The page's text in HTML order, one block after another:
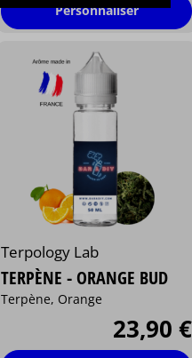
Personnaliser
Terpology Lab
TERPÈNE - ORANGE BUD
Terpène, Orange
23,90 €